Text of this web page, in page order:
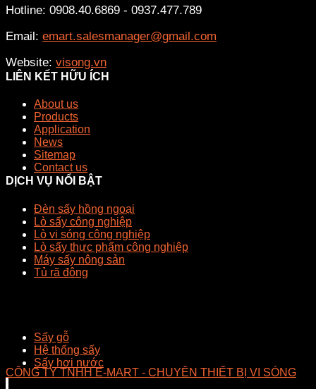
Hotline: 0908.40.6869 - 0937.477.789
Email: emart.salesmanager@gmail.com
Website: visong.vn
LIÊN KẾT HỮU ÍCH
About us
Products
Application
News
Sitemap
Contact us
DỊCH VỤ NỔI BẬT
Đèn sấy hồng ngoại
Lò sấy công nghiệp
Lò vi sóng công nghiệp
Lò sấy thực phẩm công nghiệp
Máy sấy nông sản
Tủ rã đông
Sấy gỗ
Hệ thống sấy
Sấy hơi nước
CÔNG TY TNHH E-MART - CHUYÊN THIẾT BỊ VI SÓNG